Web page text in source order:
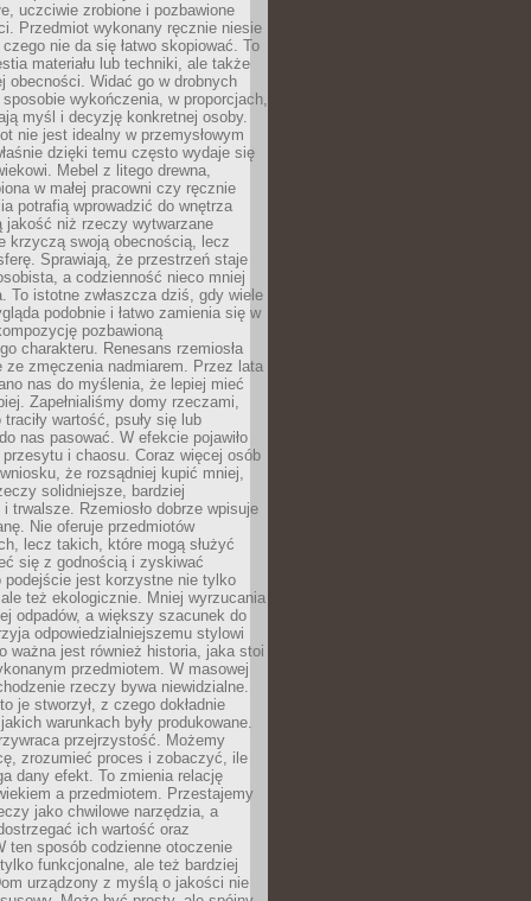
uczciwie zrobione i pozbawione
Przedmiot wykonany ręcznie niesie
nie da się łatwo skopiować. To
materiału lub techniki, ale także
obecności. Widać go w drobnych
wykończenia, w proporcjach,
myśl i decyzję konkretnej osoby.
nie jest idealny w przemysłowym
dzięki temu często wydaje się
Mebel z litego drewna,
w małej pracowni czy ręcznie
potrafią wprowadzić do wnętrza
jakość niż rzeczy wytwarzane
krzyczą swoją obecnością, lecz
Sprawiają, że przestrzeń staje
a codzienność nieco mniej
To istotne zwłaszcza dziś, gdy wiele
podobnie i łatwo zamienia się w
pozbawioną
charakteru. Renesans rzemiosła
ze zmęczenia nadmiarem. Przez lata
nas do myślenia, że lepiej mieć
Zapełnialiśmy domy rzeczami,
wartość, psuły się lub
nas pasować. W efekcie pojawiło
i chaosu. Coraz więcej osób
że rozsądniej kupić mniej,
solidniejsze, bardziej
trwalsze. Rzemiosło dobrze wpisuje
Nie oferuje przedmiotów
lecz takich, które mogą służyć
się z godnością i zyskiwać
podejście jest korzystne nie tylko
też ekologicznie. Mniej wyrzucania
odpadów, a większy szacunek do
odpowiedzialniejszemu stylowi
ważna jest również historia, jaka stoi
przedmiotem. W masowej
rzeczy bywa niewidzialne.
je stworzył, z czego dokładnie
warunkach były produkowane.
przejrzystość. Możemy
zrozumieć proces i zobaczyć, ile
dany efekt. To zmienia relację
a przedmiotem. Przestajemy
jako chwilowe narzędzia, a
ich wartość oraz
ten sposób codzienne otoczenie
funkcjonalne, ale też bardziej
urządzony z myślą o jakości nie